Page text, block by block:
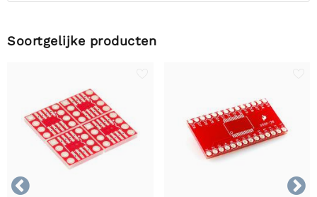
Soortgelijke producten

